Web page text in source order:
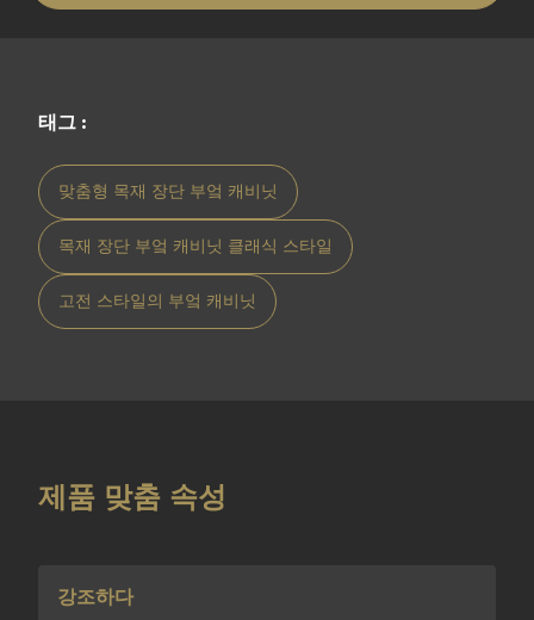
태그 :
맞춤형 목재 장단 부엌 캐비닛
목재 장단 부엌 캐비닛 클래식 스타일
고전 스타일의 부엌 캐비닛
제품 맞춤 속성
강조하다